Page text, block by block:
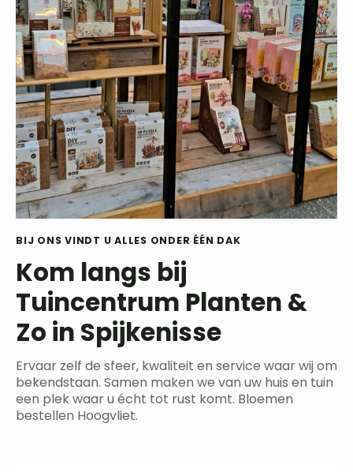
BIJ ONS VINDT U ALLES ONDER ÉÉN DAK
Kom langs bij
Tuincentrum Planten &
Zo in Spijkenisse
Ervaar zelf de sfeer, kwaliteit en service waar wij om
bekendstaan. Samen maken we van uw huis en tuin
een plek waar u écht tot rust komt. Bloemen
bestellen Hoogvliet.